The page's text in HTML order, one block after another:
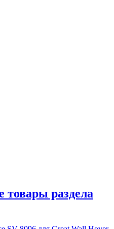
товары раздела